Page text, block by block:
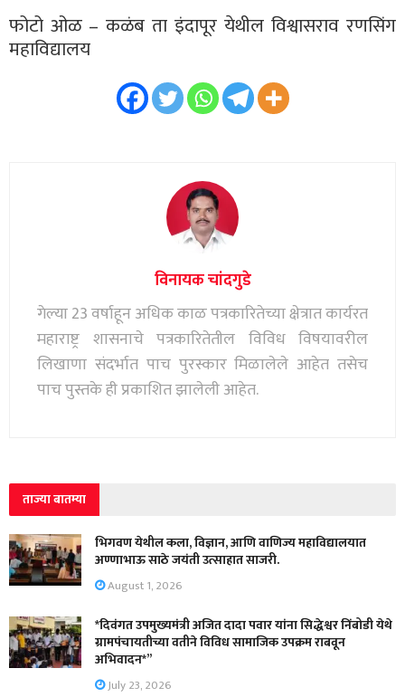
फोटो ओळ – कळंब ता इंदापूर येथील विश्वासराव रणसिंग
महाविद्यालय
विनायक चांदगुडे
गेल्या 23 वर्षाहून अधिक काळ पत्रकारितेच्या क्षेत्रात कार्यरत
महाराष्ट्र शासनाचे पत्रकारितेतील विविध विषयावरील
लिखाणा संदर्भात पाच पुरस्कार मिळालेले आहेत तसेच
पाच पुस्तके ही प्रकाशित झालेली आहेत.
ताज्या बातम्या
भिगवण येथील कला, विज्ञान, आणि वाणिज्य महाविद्यालयात
अण्णाभाऊ साठे जयंती उत्साहात साजरी.
August 1, 2026
*दिवंगत उपमुख्यमंत्री अजित दादा पवार यांना सिद्धेश्वर निंबोडी येथे
ग्रामपंचायतीच्या वतीने विविध सामाजिक उपक्रम राबवून
अभिवादन*”
July 23, 2026